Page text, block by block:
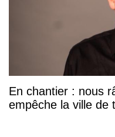
En chantier : nous
empêche la ville de